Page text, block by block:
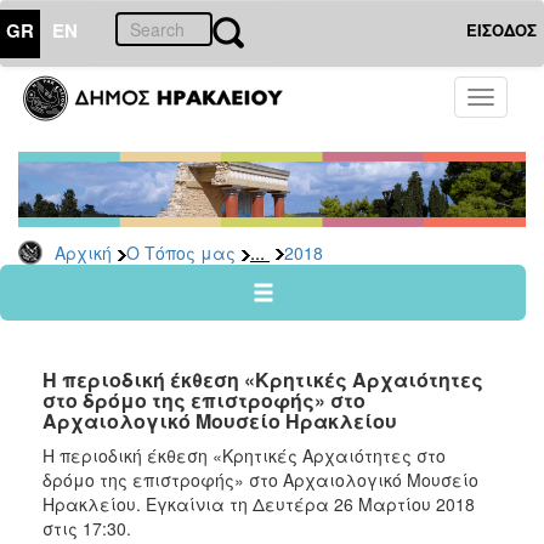
GR EN ΕΙΣΟΔΟΣ
Toggle
Αρχική Ο Τόπος μας ... 2018
ΤΟΠΟΣ
ΜΑΣ
Ανακοινώσεις
Αρχείο
2026
2024
2022
2021
2020
2019
2018
Η περιοδική έκθεση «Κρητικές Αρχαιότητες
στο δρόμο της επιστροφής» στο
Αρχαιολογικό Μουσείο Ηρακλείου
Η περιοδική έκθεση «Κρητικές Αρχαιότητες στο
δρόμο της επιστροφής» στο Αρχαιολογικό Μουσείο
Ηρακλείου. Εγκαίνια τη Δευτέρα 26 Μαρτίου 2018
στις 17:30.